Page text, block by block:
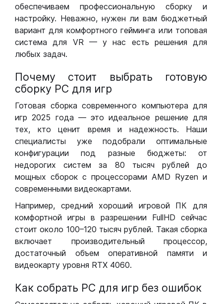
обеспечиваем профессиональную сборку и
настройку. Неважно, нужен ли вам бюджетный
вариант для комфортного гейминга или топовая
система для VR — у нас есть решения для
любых задач.
Почему стоит выбрать готовую
сборку РС для игр
Готовая сборка современного компьютера для
игр 2025 года — это идеальное решение для
тех, кто ценит время и надежность. Наши
специалисты уже подобрали оптимальные
конфигурации под разные бюджеты: от
недорогих систем за 80 тысяч рублей до
мощных сборок с процессорами AMD Ryzen и
современными видеокартами.
Например, средний хороший игровой ПК для
комфортной игры в разрешении FullHD сейчас
стоит около 100–120 тысяч рублей. Такая сборка
включает производительный процессор,
достаточный объем оперативной памяти и
видеокарту уровня RTX 4060.
Как собрать РС для игр без ошибок